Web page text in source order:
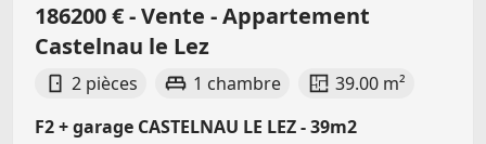
186200 € - Vente - Appartement
Castelnau le Lez
2 pièces 1 chambre
39.00 m²
F2 + garage CASTELNAU LE LEZ - 39m2